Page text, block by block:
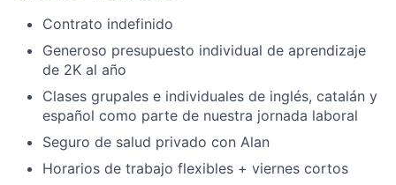
Contrato indefinido
Generoso presupuesto individual de aprendizaje
de 2K al año
Clases grupales e individuales de inglés, catalán y
español como parte de nuestra jornada laboral
Seguro de salud privado con Alan
Horarios de trabajo flexibles + viernes cortos